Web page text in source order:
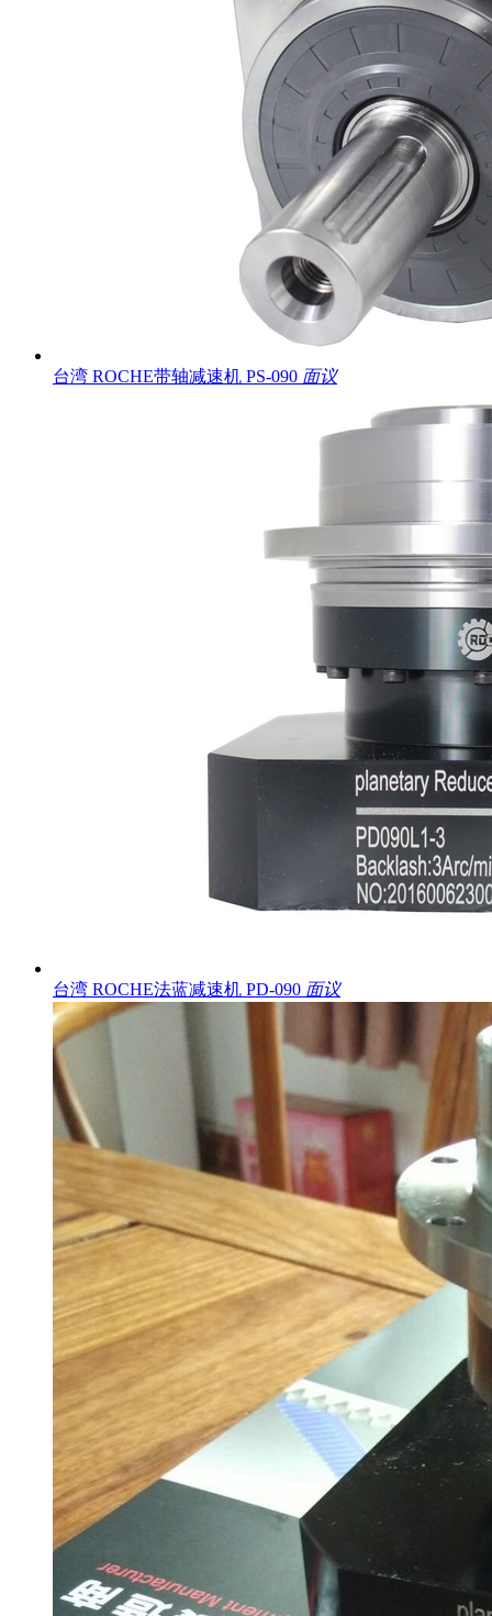
台湾 ROCHE带轴减速机 PS-090 面议
台湾 ROCHE法蓝减速机 PD-090 面议